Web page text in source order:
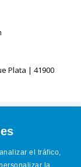
el tráfico,
la
Plata | 41900